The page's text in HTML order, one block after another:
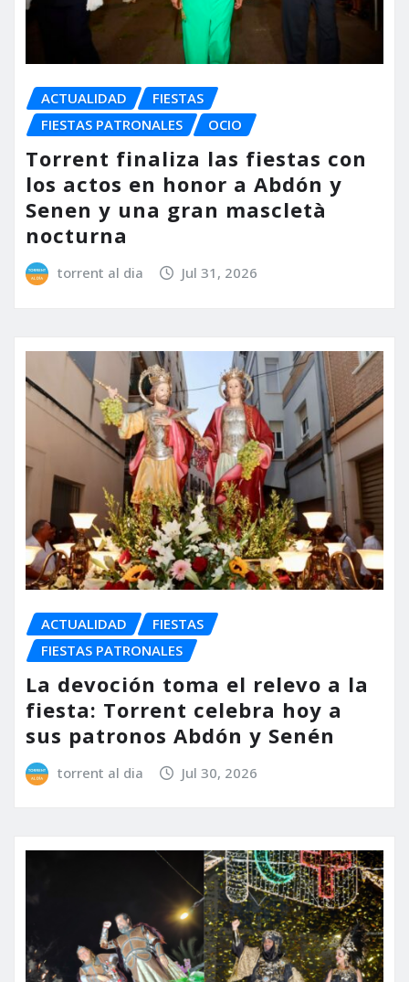
ACTUALIDAD
FIESTAS
FIESTAS PATRONALES
OCIO
Torrent finaliza las fiestas con
los actos en honor a Abdón y
Senen y una gran mascletà
nocturna
torrent al dia Jul 31, 2026
ACTUALIDAD
FIESTAS
FIESTAS PATRONALES
La devoción toma el relevo a la
fiesta: Torrent celebra hoy a
sus patronos Abdón y Senén
torrent al dia Jul 30, 2026